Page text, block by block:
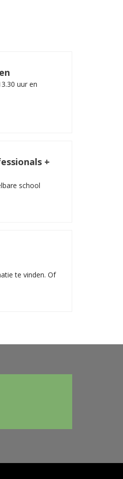
uur en
+
school
te vinden. Of